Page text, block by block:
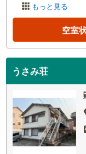
もっと見る
空室
うさみ荘